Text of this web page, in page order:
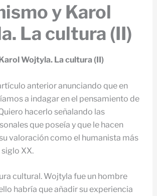
y Karol
La cultura (II)
Wojtyla. La cultura (II)
anterior anunciando que en
a indagar en el pensamiento de
hacerlo señalando las
que poseía y que le hacen
valoración como el humanista más
XX.
cultural. Wojtyla fue un hombre
habría que añadir su experiencia